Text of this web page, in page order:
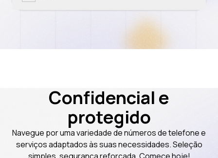
Facebook
Discord
Google (Youtube, Gmail)
Confidencial e
protegido
Navegue por uma variedade de números de telefone e
serviços adaptados às suas necessidades. Seleção